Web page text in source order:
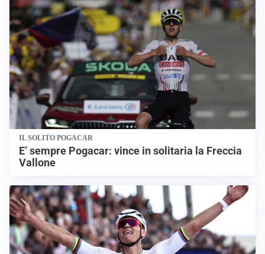
IL SOLITO POGACAR
E’ sempre Pogacar: vince in solitaria la Freccia
Vallone